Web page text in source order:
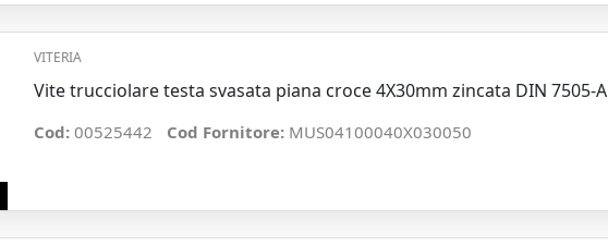
VITERIA
Vite trucciolare testa svasata piana croce 4X30mm zincata DIN 7505-A
Cod: 00525442 Cod Fornitore: MUS04100040X030050